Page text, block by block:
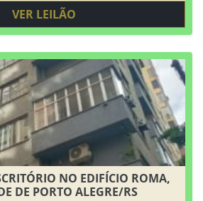
VER LEILÃO
NO EDIFÍCIO ROMA,
DE PORTO ALEGRE/RS